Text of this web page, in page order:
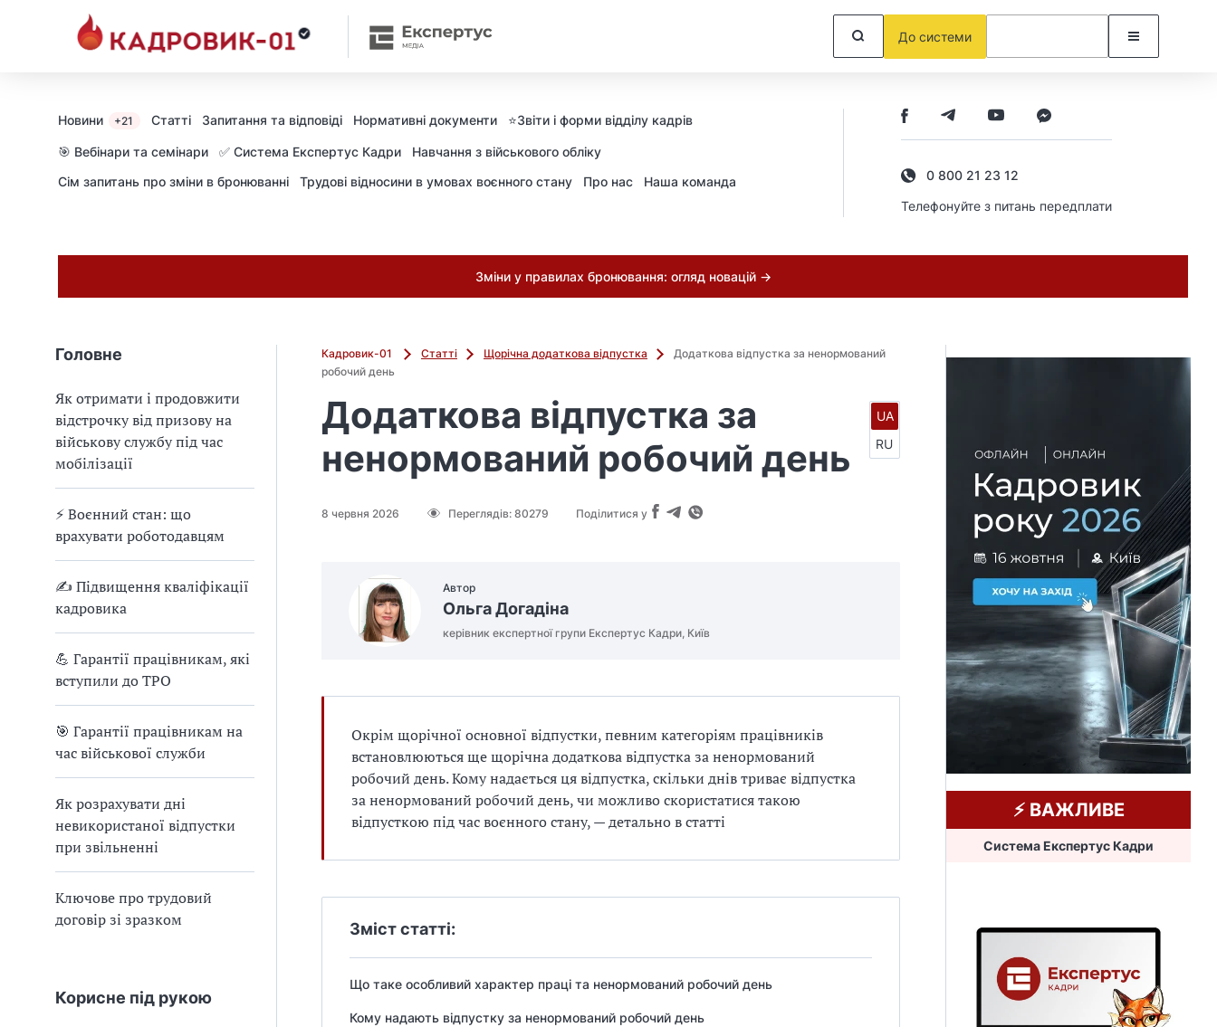
До системи
Новини +21 Статті Запитання та відповіді Нормативні документи ⭐️Звіти і форми відділу кадрів
🎯 Вебінари та семінари ✅ Система Експертус Кадри
Навчання з військового обліку
Сім запитань про зміни в бронюванні
Трудові відносини в умовах воєнного стану Про нас Наша команда
0 800 21 23 12
Телефонуйте з питань передплати
Зміни у правилах бронювання: огляд новацій →
Головне
Як отримати і продовжити
відстрочку від призову на
військову службу під час
мобілізації
⚡ Воєнний стан: що
врахувати роботодавцям
✍ Підвищення кваліфікації
кадровика
💪 Гарантії працівникам, які
вступили до ТРО
🎯 Гарантії працівникам на
час військової служби
Як розрахувати дні
невикористаної відпустки
при звільненні
Ключове про трудовий
договір зі зразком
Корисне під рукою
Кадровик-01 Статті Щорічна додаткова відпустка
Додаткова відпустка за ненормований
робочий день
Додаткова відпустка за
ненормований робочий день
8 червня 2026 Переглядів: 80279 Поділитися у
UA
RU
Автор
Ольга Догадіна
керівник експертної групи Експертус Кадри, Київ
Окрім щорічної основної відпустки, певним категоріям працівників
встановлюються ще щорічна додаткова відпустка за ненормований
робочий день. Кому надається ця відпустка, скільки днів триває відпустка
за ненормований робочий день, чи можливо скористатися такою
відпусткою під час воєнного стану, — детально в статті
Зміст статті:
Що таке особливий характер праці та ненормований робочий день
Кому надають відпустку за ненормований робочий день
⚡️ ВАЖЛИВЕ
Система Експертус Кадри